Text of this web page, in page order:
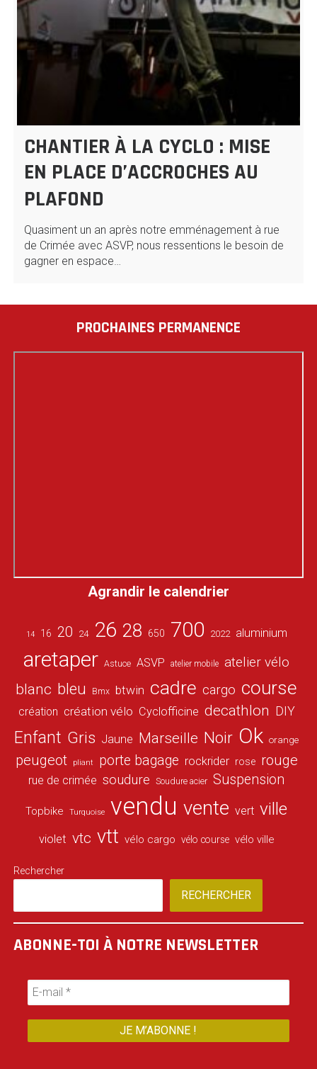
CHANTIER À LA CYCLO : MISE
EN PLACE D’ACCROCHES AU
PLAFOND
Quasiment un an après notre emménagement à rue
de Crimée avec ASVP, nous ressentions le besoin de
gagner en espace…
PROCHAINES PERMANENCE
Agrandir le calendrier
14 16 20 24 26 28 650 700 2022 aluminium
aretaper Astuce ASVP atelier mobile atelier vélo
blanc bleu Bmx btwin cadre cargo course
création création vélo Cyclofficine decathlon DIY
Enfant Gris Jaune Marseille Noir Ok orange
peugeot pliant porte bagage rockrider rose rouge
rue de crimée soudure Soudure acier Suspension
Topbike Turquoise vendu vente vert ville
violet vtc vtt vélo cargo vélo course vélo ville
Rechercher
RECHERCHER
ABONNE-TOI À NOTRE NEWSLETTER